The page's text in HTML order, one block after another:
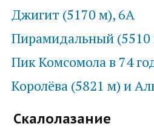
Джигит (5170 м), 6А
Пирамидальный (5510
Пик Комсомола в 74
Королёва (5821 м) и
Скалолазание